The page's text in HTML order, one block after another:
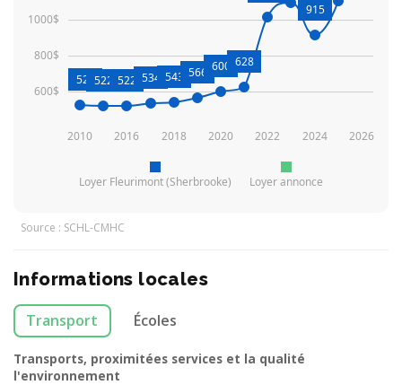
Loyer Fleurimont (Sherbrooke) Loyer annonce
2010 2016 2018 2020 2022 2024 2026
600$
800$
1000$
527522 522 534 543 566 600 628
915
Source : SCHL-CMHC
Informations locales
Transport Écoles
Transports, proximitées services et la qualité
l'environnement